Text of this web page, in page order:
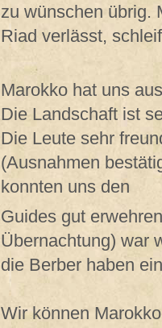
zu wünschen übrig.
Riad verlässt,
Marokko hat uns
Die Landschaft ist
Die Leute sehr
(Ausnahmen
konnten uns den
Guides gut
Übernachtung) war
die Berber haben
Wir können